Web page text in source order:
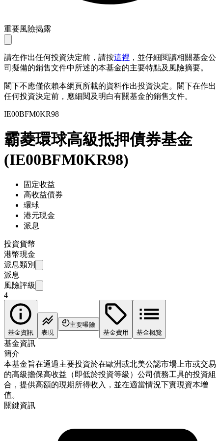
重要風險揭露
請在作出任何投資決定前，請按這裡 ，並仔細閱讀相關基金公
司擬備的銷售文件中所述的本基金的主要特點及風險摘要。
閣下不應僅依賴本網頁所載的資料作出投資決定。閣下在作出
任何投資決定前，應細閱及明白有關基金的銷售文件。
IE00BFM0KR98
霸菱環球高級抵押債券基金
(IE00BFM0KR98)
固定收益
高收益債券
環球
港元現金
派息
投資貨幣
港幣現金
派息類別
派息
風險評級
4
基金資訊 表現
主要曝險
基金費用
基金概覽
基金資訊
簡介
本基金旨在通過主要投資於在歐洲或北美公認市場上市或交易
的高級擔保高收益（即低於投資等級）公司債務工具的投資組
合，提供高額的現期所得收入，並在適當情況下實現資本增
值。
關鍵資訊